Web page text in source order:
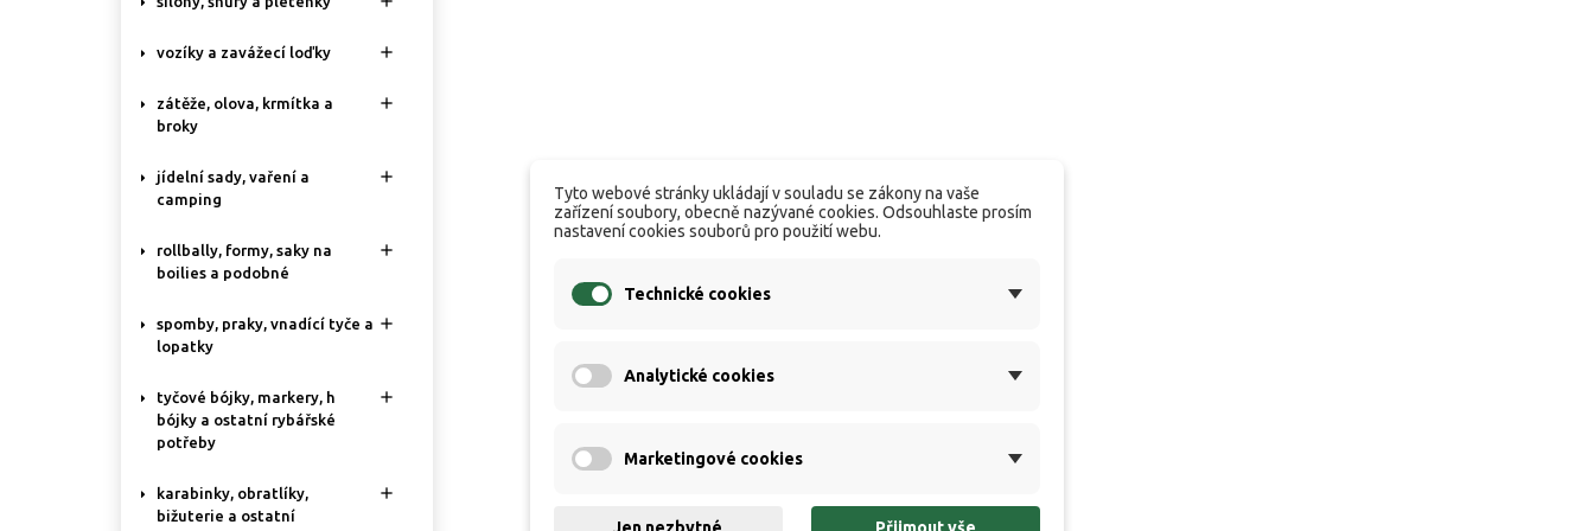
vozíky a zavážecí loďky 
zátěže, olova, krmítka a
broky

jídelní sady, vaření a
camping

rollbally, formy, saky na
boilies a podobné

spomby, praky, vnadící tyče a
lopatky

tyčové bójky, markery, h
bójky a ostatní rybářské
potřeby

karabinky, obratlíky,
bižuterie a ostatní

Tyto webové stránky ukládají v souladu se zákony na vaše
zařízení soubory, obecně nazývané cookies. Odsouhlaste prosím
nastavení cookies souborů pro použití webu.
Technické cookies
Analytické cookies
Marketingové cookies